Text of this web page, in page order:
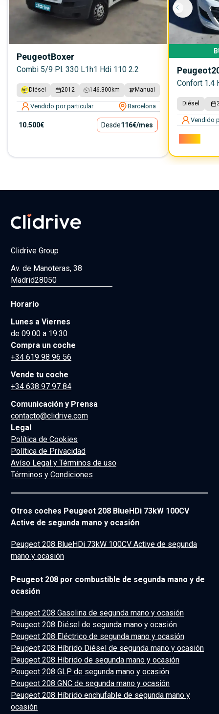
PeugeotBoxer
Combi 5/9 Pl. 330 L1h1 Hdi 110 2.2
Diésel 2012 146.300 km Manual
Vendido por particular Barcelona
10.500€ Desde116€/mes
Peugeot
Confort 1.4
Diésel
Vendido
Clidrive Group
Av. de Manoteras, 38
Madrid28050
Horario
Lunes a Viernes
de 09:00 a 19:30
Compra un coche
+34 619 98 96 56
Vende tu coche
+34 638 97 97 84
Comunicación y Prensa
contacto@clidrive.com
Legal
Política de Cookies
Política de Privacidad
Avíso Legal y Términos de uso
Términos y Condiciones
Otros coches Peugeot 208 BlueHDi 73kW 100CV
Active de segunda mano y ocasión
Peugeot 208 BlueHDi 73kW 100CV Active de segunda
mano y ocasión
Peugeot 208 por combustible de segunda mano y de
ocasión
Peugeot 208 Gasolina de segunda mano y ocasión
Peugeot 208 Diésel de segunda mano y ocasión
Peugeot 208 Eléctrico de segunda mano y ocasión
Peugeot 208 Híbrido Diésel de segunda mano y ocasión
Peugeot 208 Híbrido de segunda mano y ocasión
Peugeot 208 GLP de segunda mano y ocasión
Peugeot 208 GNC de segunda mano y ocasión
Peugeot 208 Híbrido enchufable de segunda mano y
ocasión